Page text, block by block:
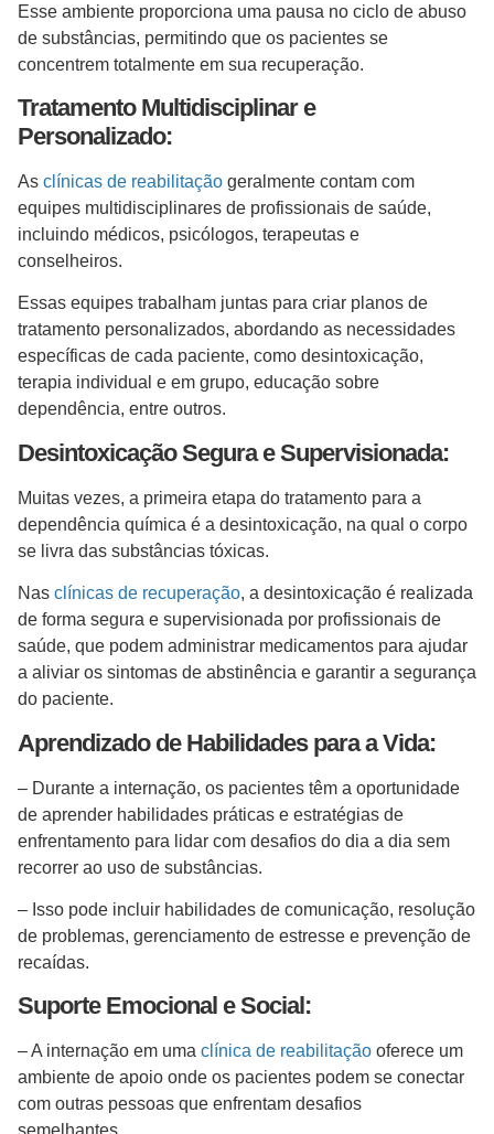
Esse ambiente proporciona uma pausa no ciclo de abuso
de substâncias, permitindo que os pacientes se
concentrem totalmente em sua recuperação.
Tratamento Multidisciplinar e
Personalizado:
As clínicas de reabilitação geralmente contam com
equipes multidisciplinares de profissionais de saúde,
incluindo médicos, psicólogos, terapeutas e
conselheiros.
Essas equipes trabalham juntas para criar planos de
tratamento personalizados, abordando as necessidades
específicas de cada paciente, como desintoxicação,
terapia individual e em grupo, educação sobre
dependência, entre outros.
Desintoxicação Segura e Supervisionada:
Muitas vezes, a primeira etapa do tratamento para a
dependência química é a desintoxicação, na qual o corpo
se livra das substâncias tóxicas.
Nas clínicas de recuperação, a desintoxicação é realizada
de forma segura e supervisionada por profissionais de
saúde, que podem administrar medicamentos para ajudar
a aliviar os sintomas de abstinência e garantir a segurança
do paciente.
Aprendizado de Habilidades para a Vida:
– Durante a internação, os pacientes têm a oportunidade
de aprender habilidades práticas e estratégias de
enfrentamento para lidar com desafios do dia a dia sem
recorrer ao uso de substâncias.
– Isso pode incluir habilidades de comunicação, resolução
de problemas, gerenciamento de estresse e prevenção de
recaídas.
Suporte Emocional e Social:
– A internação em uma clínica de reabilitação oferece um
ambiente de apoio onde os pacientes podem se conectar
com outras pessoas que enfrentam desafios